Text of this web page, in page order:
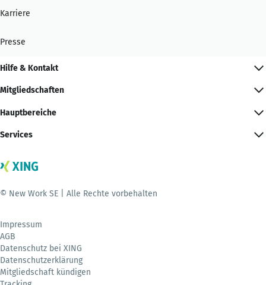
Karriere
Presse
Hilfe & Kontakt
Mitgliedschaften
Hauptbereiche
Services
© New Work SE | Alle Rechte vorbehalten
Impressum
AGB
Datenschutz bei XING
Datenschutzerklärung
Mitgliedschaft kündigen